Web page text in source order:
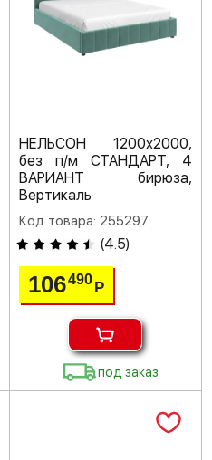
НЕЛЬСОН 1200х2000,
без п/м СТАНДАРТ, 4
ВАРИАНТ бирюза,
Вертикаль
Код товара: 255297
(4.5)
106490 Р
под заказ